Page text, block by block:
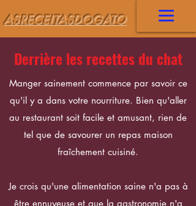
ASRECEITASDOGATO
Derrière les recettes du chat
Manger sainement commence par savoir ce
qu'il y a dans votre nourriture. Bien qu'aller
au restaurant soit facile et amusant, rien de
tel que de savourer un repas maison
fraîchement cuisiné.
Je crois qu'une alimentation saine n'a pas à
être ennuyeuse et que la gastronomie n'a